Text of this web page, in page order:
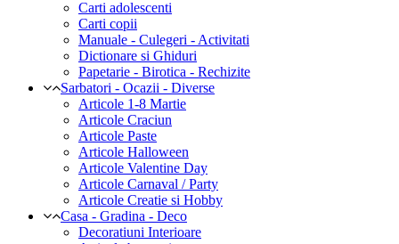
Carti adolescenti
Carti copii
Manuale - Culegeri - Activitati
Dictionare si Ghiduri
Papetarie - Birotica - Rechizite
Sarbatori - Ocazii - Diverse
Articole 1-8 Martie
Articole Craciun
Articole Paste
Articole Halloween
Articole Valentine Day
Articole Carnaval / Party
Articole Creatie si Hobby
Casa - Gradina - Deco
Decoratiuni Interioare